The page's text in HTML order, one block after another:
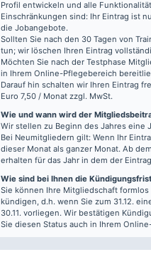
Profil entwickeln und alle
Einschränkungen sind: Ihr Eintrag ist
die Jobangebote.
Sollten Sie nach den 30 Tagen von
tun; wir löschen Ihren Eintrag
Möchten Sie nach der Testphase
in Ihrem Online-Pflegebereich
Darauf hin schalten wir Ihren Eintrag
Euro 7,50 / Monat zzgl. MwSt.
Wie und wann wird der
Wir stellen zu Beginn des Jahres eine
Bei Neumitgliedern gilt: Wenn Ihr
dieser Monat als ganzer Monat. Ab
erhalten für das Jahr in dem der
Wie sind bei Ihnen die
Sie können Ihre Mitgliedschaft
kündigen, d.h. wenn Sie zum 31.12.
30.11. vorliegen. Wir bestätigen
Sie diesen Status auch in Ihrem